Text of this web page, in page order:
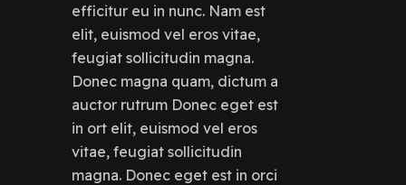
efficitur eu in nunc. Nam est
elit, euismod vel eros vitae,
feugiat sollicitudin magna.
Donec magna quam, dictum a
auctor rutrum Donec eget est
in ort elit, euismod vel eros
vitae, feugiat sollicitudin
magna. Donec eget est in orci